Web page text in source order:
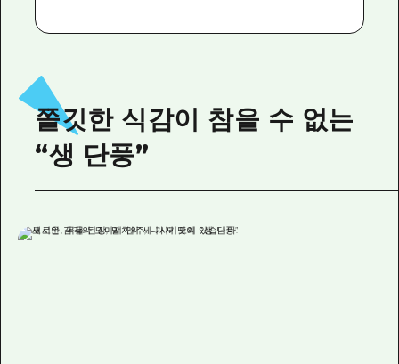
쫄깃한 식감이 참을 수 없는
“생 단풍”